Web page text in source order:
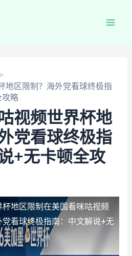
地区限制？海外党看球终极指
攻略
视频世界杯地
党看球终极指
+无卡顿全攻
地区限制 在美国看咪咕视频
看球终极指南：中文解说+无